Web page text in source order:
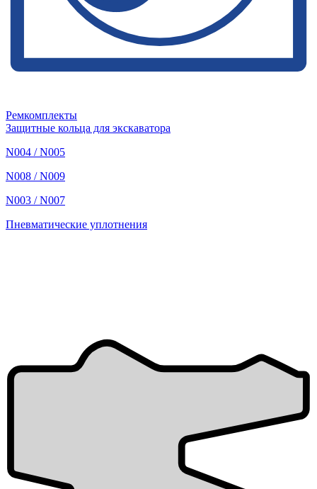
Ремкомплекты
Защитные кольца для экскаватора
N004 / N005
N008 / N009
N003 / N007
Пневматические уплотнения